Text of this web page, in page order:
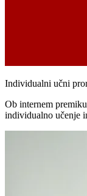
Individualni učni
Ob internem
individualno učenje